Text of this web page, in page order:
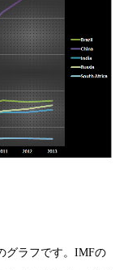
グラフです。IMFの